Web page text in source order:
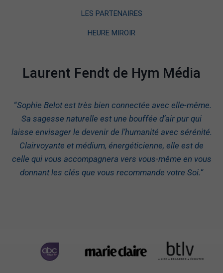
LES PARTENAIRES
HEURE MIROIR
Laurent Fendt de Hym Média
“Sophie Belot est très bien connectée avec elle-même.
Sa sagesse naturelle est une bouffée d’air pur qui
laisse envisager le devenir de l’humanité avec sérénité.
Clairvoyante et médium, énergéticienne, elle est de
celle qui vous accompagnera vers vous-même en vous
donnant les clés que vous recommande votre Soi.“